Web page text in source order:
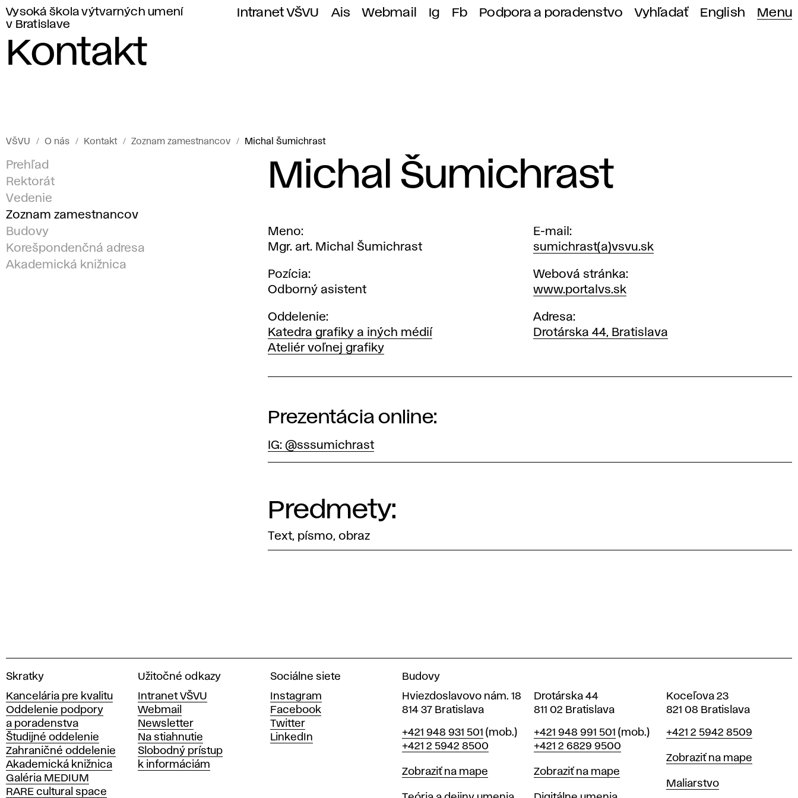
Vysoká škola výtvarných umení
v Bratislave
Intranet VŠVU Ais Webmail Ig Fb Podpora a poradenstvo Vyhľadať English Menu
Kontakt
VŠVU O nás Kontakt Zoznam zamestnancov Michal Šumichrast
Prehľad
Rektorát
Vedenie
Zoznam zamestnancov
Budovy
Korešpondenčná adresa
Akademická knižnica
Michal Šumichrast
Meno
Mgr. art. Michal Šumichrast
Pozícia
Odborný asistent
Oddelenie
Katedra grafiky a iných médií
Ateliér voľnej grafiky
E-mail
sumichrast(a)vsvu.sk
Webová stránka
www.portalvs.sk
Adresa
Drotárska 44, Bratislava
Prezentácia online:
IG: @sssumichrast
Predmety:
Text, písmo, obraz
V
s
o
k
á
š
k
o
l
Skratky
Kancelária pre kvalitu
Oddelenie podpory
a poradenstva
Študijné oddelenie
Zahraničné oddelenie
Akademická knižnica
Galéria MEDIUM
RARE cultural space
Užitočné odkazy
Intranet VŠVU
Webmail
Newsletter
Na stiahnutie
Slobodný prístup
k informáciám
Sociálne siete
Instagram
Facebook
Twitter
LinkedIn
Budovy
Hviezdoslavovo nám. 18
814 37 Bratislava
Telefón
+421 948 931 501 (mob.)
+421 2 5942 8500
Mapa
Zobraziť na mape
Drotárska 44
811 02 Bratislava
Telefón
+421 948 991 501 (mob.)
+421 2 6829 9500
Mapa
Zobraziť na mape
Koceľova 23
821 08 Bratislava
Telefón
+421 2 5942 8509
Mapa
Zobraziť na mape
Katedry
Maliarstvo